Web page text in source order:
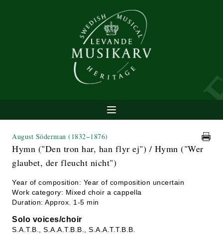
August Söderman (1832−1876)
Hymn ("Den tron har, han flyr ej") / Hymn ("Wer
glaubet, der fleucht nicht")
Year of composition: Year of composition uncertain
Work category: Mixed choir a cappella
Duration: Approx. 1-5 min
Solo voices/choir
S.A.T.B., S.A.A.T.B.B., S.A.A.T.T.B.B.